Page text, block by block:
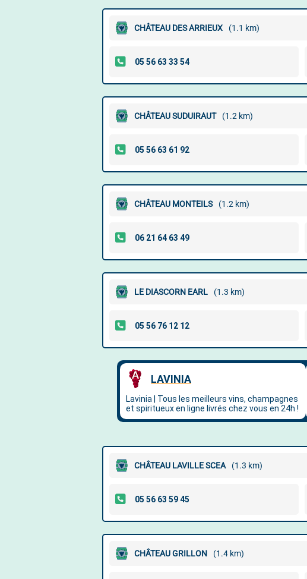
CHÂTEAU DES ARRIEUX (1.1 km)
CHÂTEAU SUDUIRAUT (1.2 km)
CHÂTEAU MONTEILS (1.2 km)
LE DIASCORN EARL (1.3 km)
CHÂTEAU LAVILLE SCEA (1.3 km)
CHÂTEAU GRILLON (1.4 km)